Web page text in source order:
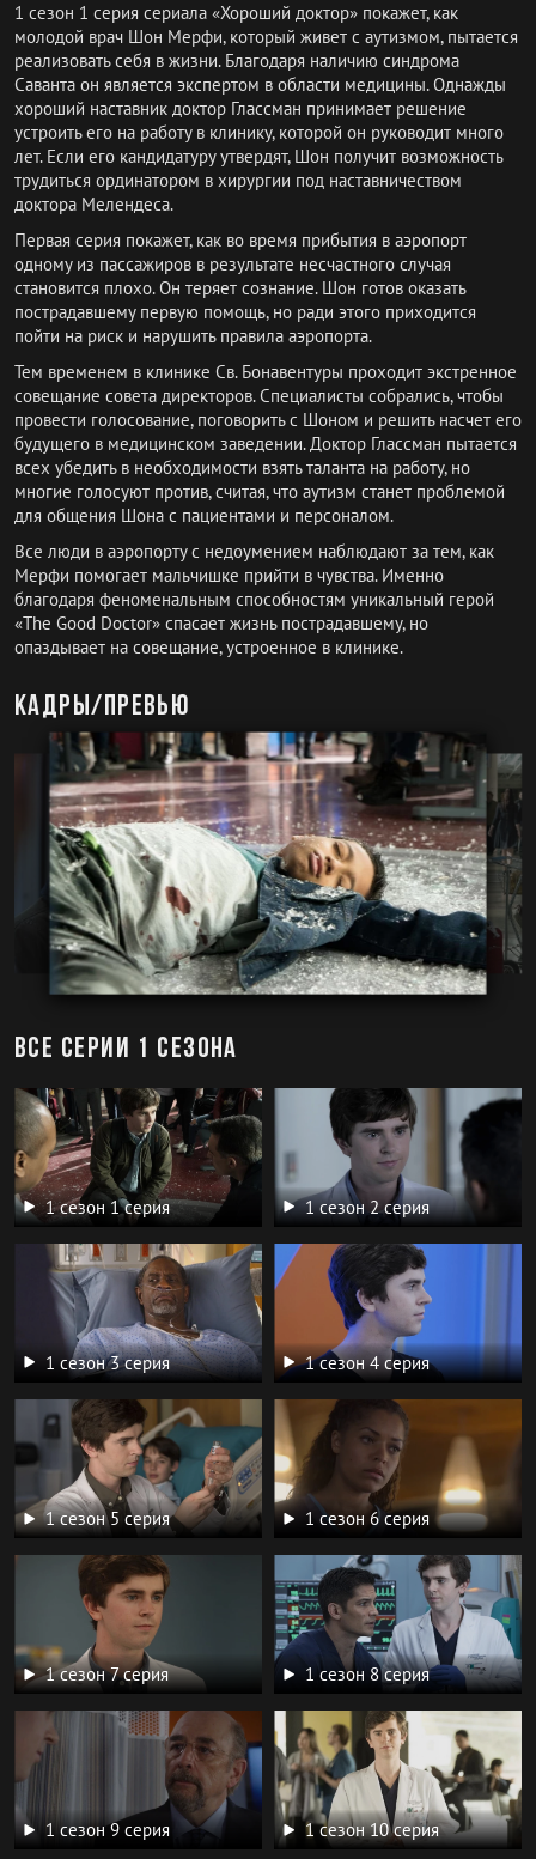
1 сезон 1 серия сериала «Хороший доктор» покажет, как
молодой врач Шон Мерфи, который живет с аутизмом, пытается
реализовать себя в жизни. Благодаря наличию синдрома
Саванта он является экспертом в области медицины. Однажды
хороший наставник доктор Глассман принимает решение
устроить его на работу в клинику, которой он руководит много
лет. Если его кандидатуру утвердят, Шон получит возможность
трудиться ординатором в хирургии под наставничеством
доктора Мелендеса.
Первая серия покажет, как во время прибытия в аэропорт
одному из пассажиров в результате несчастного случая
становится плохо. Он теряет сознание. Шон готов оказать
пострадавшему первую помощь, но ради этого приходится
пойти на риск и нарушить правила аэропорта.
Тем временем в клинике Св. Бонавентуры проходит экстренное
совещание совета директоров. Специалисты собрались, чтобы
провести голосование, поговорить с Шоном и решить насчет его
будущего в медицинском заведении. Доктор Глассман пытается
всех убедить в необходимости взять таланта на работу, но
многие голосуют против, считая, что аутизм станет проблемой
для общения Шона с пациентами и персоналом.
Все люди в аэропорту с недоумением наблюдают за тем, как
Мерфи помогает мальчишке прийти в чувства. Именно
благодаря феноменальным способностям уникальный герой
«The Good Doctor» спасает жизнь пострадавшему, но
опаздывает на совещание, устроенное в клинике.
Кадры/превью
Все серии 1 сезона
1 сезон 1 серия 1 сезон 2 серия
1 сезон 3 серия 1 сезон 4 серия
1 сезон 5 серия 1 сезон 6 серия
1 сезон 7 серия 1 сезон 8 серия
1 сезон 9 серия 1 сезон 10 серия